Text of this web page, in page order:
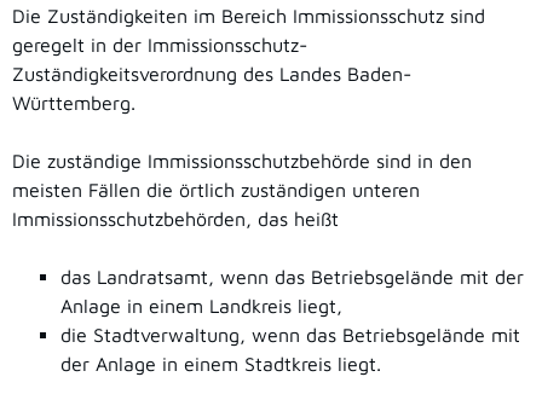
Die Zuständigkeiten im Bereich Immissionsschutz sind
geregelt in der Immissionsschutz-
Zuständigkeitsverordnung des Landes Baden-
Württemberg.
Die zuständige Immissionsschutzbehörde sind in den
meisten Fällen die örtlich zuständigen unteren
Immissionsschutzbehörden, das heißt
das Landratsamt, wenn das Betriebsgelände mit der
Anlage in einem Landkreis liegt,
die Stadtverwaltung, wenn das Betriebsgelände mit
der Anlage in einem Stadtkreis liegt.